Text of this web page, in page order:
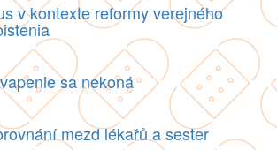
v kontexte reformy verejného
sa nekoná
mezd lékařů a sester